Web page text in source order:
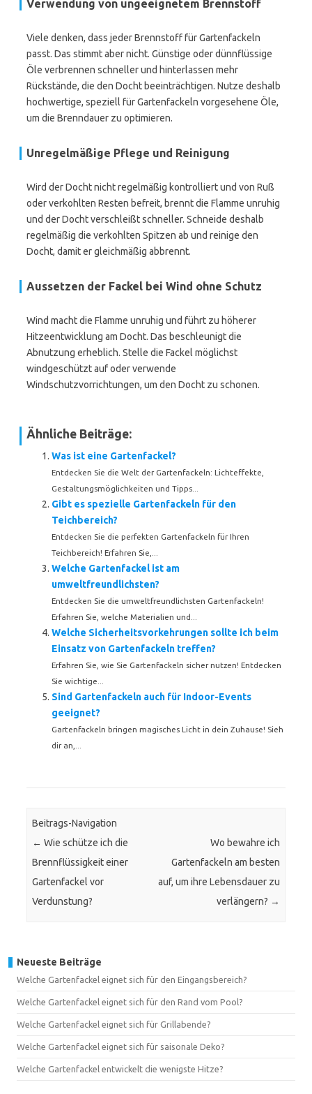
Verwendung von ungeeignetem Brennstoff
Viele denken, dass jeder Brennstoff für Gartenfackeln
passt. Das stimmt aber nicht. Günstige oder dünnflüssige
Öle verbrennen schneller und hinterlassen mehr
Rückstände, die den Docht beeinträchtigen. Nutze deshalb
hochwertige, speziell für Gartenfackeln vorgesehene Öle,
um die Brenndauer zu optimieren.
Unregelmäßige Pflege und Reinigung
Wird der Docht nicht regelmäßig kontrolliert und von Ruß
oder verkohlten Resten befreit, brennt die Flamme unruhig
und der Docht verschleißt schneller. Schneide deshalb
regelmäßig die verkohlten Spitzen ab und reinige den
Docht, damit er gleichmäßig abbrennt.
Aussetzen der Fackel bei Wind ohne Schutz
Wind macht die Flamme unruhig und führt zu höherer
Hitzeentwicklung am Docht. Das beschleunigt die
Abnutzung erheblich. Stelle die Fackel möglichst
windgeschützt auf oder verwende
Windschutzvorrichtungen, um den Docht zu schonen.
Ähnliche Beiträge:
Was ist eine Gartenfackel?
Entdecken Sie die Welt der Gartenfackeln: Lichteffekte,
Gestaltungsmöglichkeiten und Tipps...
Gibt es spezielle Gartenfackeln für den
Teichbereich?
Entdecken Sie die perfekten Gartenfackeln für Ihren
Teichbereich! Erfahren Sie,...
Welche Gartenfackel ist am
umweltfreundlichsten?
Entdecken Sie die umweltfreundlichsten Gartenfackeln!
Erfahren Sie, welche Materialien und...
Welche Sicherheitsvorkehrungen sollte ich beim
Einsatz von Gartenfackeln treffen?
Erfahren Sie, wie Sie Gartenfackeln sicher nutzen! Entdecken
Sie wichtige...
Sind Gartenfackeln auch für Indoor-Events
geeignet?
Gartenfackeln bringen magisches Licht in dein Zuhause! Sieh
dir an,...
Beitrags-Navigation
← Wie schütze ich die
Brennflüssigkeit einer
Gartenfackel vor
Verdunstung?
Wo bewahre ich
Gartenfackeln am besten
auf, um ihre Lebensdauer zu
verlängern? →
Neueste Beiträge
Welche Gartenfackel eignet sich für den Eingangsbereich?
Welche Gartenfackel eignet sich für den Rand vom Pool?
Welche Gartenfackel eignet sich für Grillabende?
Welche Gartenfackel eignet sich für saisonale Deko?
Welche Gartenfackel entwickelt die wenigste Hitze?